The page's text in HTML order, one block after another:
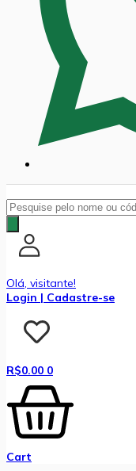
Pesquisar
produtos
Olá, visitante!
Login | Cadastre-se
R$0.00 0
Cart